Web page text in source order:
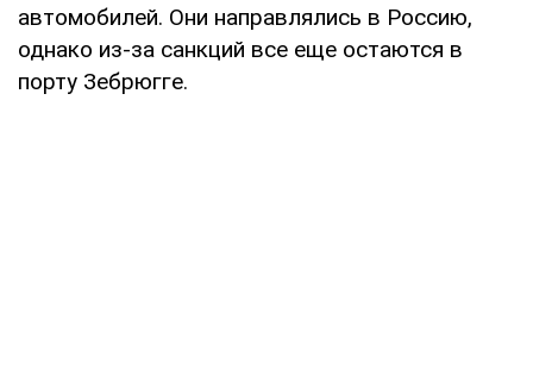
автомобилей. Они направлялись в Россию,
однако из-за санкций все еще остаются в
порту Зебрюгге.